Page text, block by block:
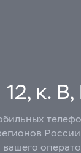
к.
вашего